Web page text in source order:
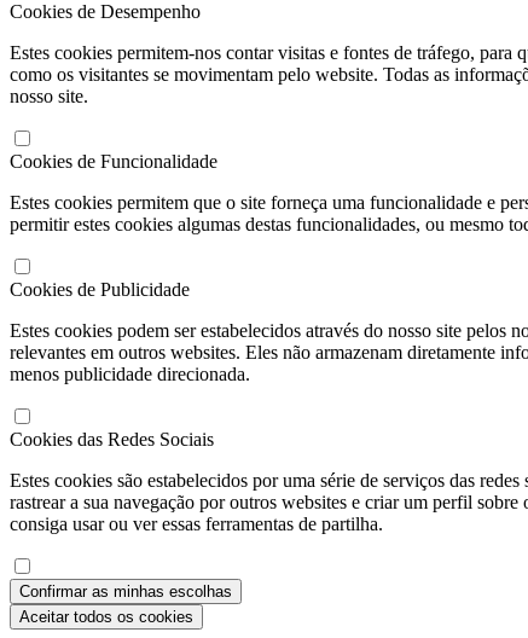
Cookies de Desempenho
Estes cookies permitem-nos contar visitas e fontes de tráfego, para
como os visitantes se movimentam pelo website. Todas as
nosso site.
Cookies de Funcionalidade
Estes cookies permitem que o site forneça uma funcionalidade e
permitir estes cookies algumas destas funcionalidades, ou mesmo
Cookies de Publicidade
Estes cookies podem ser estabelecidos através do nosso site pelos
relevantes em outros websites. Eles não armazenam diretamente
menos publicidade direcionada.
Cookies das Redes Sociais
Estes cookies são estabelecidos por uma série de serviços das
rastrear a sua navegação por outros websites e criar um perfil
consiga usar ou ver essas ferramentas de partilha.
Confirmar as minhas escolhas
Aceitar todos os cookies